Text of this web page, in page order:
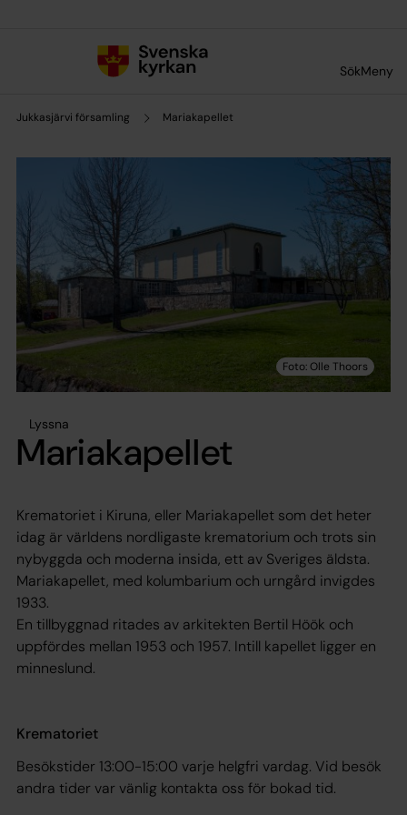
SökMeny
Jukkasjärvi församling Mariakapellet
Lyssna
Mariakapellet
Krematoriet i Kiruna, eller Mariakapellet som det heter
idag är världens nordligaste krematorium och trots sin
nybyggda och moderna insida, ett av Sveriges äldsta.
Mariakapellet, med kolumbarium och urngård invigdes
1933.
En tillbyggnad ritades av arkitekten Bertil Höök och
uppfördes mellan 1953 och 1957. Intill kapellet ligger en
minneslund.
Krematoriet
Besökstider 13:00-15:00 varje helgfri vardag. Vid besök
andra tider var vänlig kontakta oss för bokad tid.